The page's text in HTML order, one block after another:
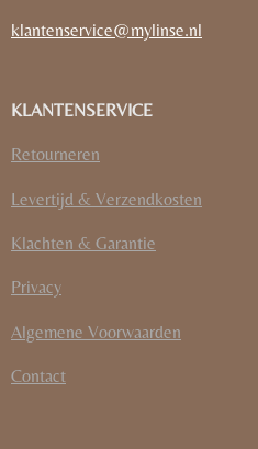
klantenservice@mylinse.nl
KLANTENSERVICE
Retourneren
Levertijd & Verzendkosten
Klachten & Garantie
Privacy
Algemene Voorwaarden
Contact